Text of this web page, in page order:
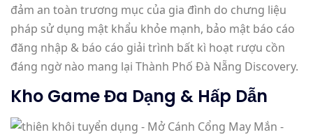
đảm an toàn trương mục của gia đình do chưng liệu
pháp sử dụng mật khẩu khỏe mạnh, bảo mật báo cáo
đăng nhập & báo cáo giải trình bất kì hoạt rượu cồn
đáng ngờ nào mang lại Thành Phố Đà Nẵng Discovery.
Kho Game Đa Dạng & Hấp Dẫn